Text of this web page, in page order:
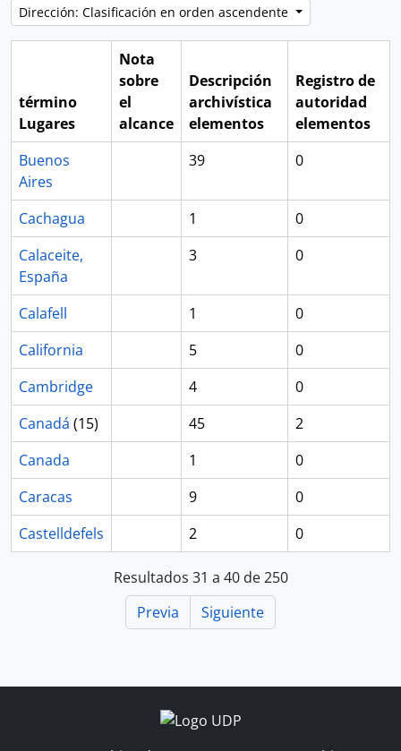
Dirección: Clasificación en orden ascendente
término
Lugares
Nota
sobre
el
alcance
Descripción
archivística
elementos
Registro de
autoridad
elementos
Buenos
Aires
39 0
Cachagua 1
0
Calaceite,
España
3 0
Calafell 1
0
California
5
0
Cambridge
4
0
Canadá (15) 45
2
Canada
1
0
Caracas
9
0
Castelldefels
2 0
Resultados 31 a 40 de 250
Previa
Siguiente